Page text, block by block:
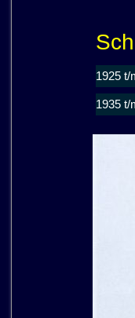
1925 t/
1935 t/